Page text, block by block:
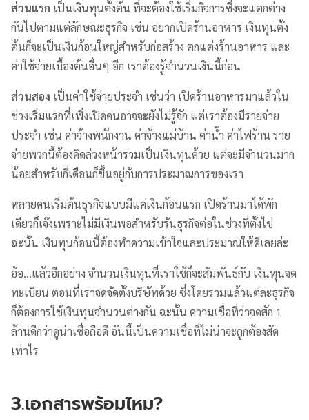
ส่วนแรก เป็นเงินทุนตั้งต้น ที่จะต้องใช้เริ่มกิจการซึ่งจะแตกต่าง
กันไปตามแต่ลักษณะธุรกิจ เช่น อยากเปิดร้านอาหาร เงินทุนตั้ง
ต้นก็จะเป็นเงินก้อนใหญ่สำหรับก่อสร้าง ตกแต่งร้านอาหาร และ
ค่าใช้จ่ายเบื้องต้นอื่นๆ อีก เราต้องรู้จำนวนเงินนี้ก่อน
ส่วนสอง เป็นค่าใช้จ่ายประจำ เช่นว่า เปิดร้านอาหารมาแล้วใน
ช่วงเริ่มแรกที่เพิ่งเปิดคนอาจจะยังไม่รู้จัก แต่เราต้องมีรายจ่าย
ประจำ เช่น ค่าจ้างพนักงาน ค่าจ้างแม่บ้าน ค่าน้ำ ค่าไฟร้าน ราย
จ่ายพวกนี้ต้องคิดล่วงหน้ารวมเป็นเงินทุนด้วย แต่จะมีจำนวนมาก
น้อยสำหรับกี่เดือนก็ขึ้นอยู่กับการประมาณการของเรา
หลายคนเริ่มต้นธุรกิจแบบมีแค่เงินก้อนแรก เปิดร้านมาได้พัก
เดียวก็เจ๊งเพราะไม่มีเงินพอสำหรับรันธุรกิจต่อในช่วงที่ตั้งไข่
ฉะนั้น เงินทุนก้อนนี้ต้องทำความเข้าใจและประมาณให้ดีเลยล่ะ
อ้อ…แล้วอีกอย่าง จำนวนเงินทุนที่เราใช้ก็จะสัมพันธ์กับ เงินทุนจด
ทะเบียน ตอนที่เราจดจัดตั้งบริษัทด้วย ซึ่งโดยรวมแล้วแต่ละธุรกิจ
ก็ต้องการใช้เงินทุนจำนวนต่างกัน ฉะนั้น ความเชื่อที่ว่าจดสัก 1
ล้านดีกว่าดูน่าเชื่อถือดี อันนี้เป็นความเชื่อที่ไม่น่าจะถูกต้องสัด
เท่าไร
3.เอกสารพร้อมไหม?